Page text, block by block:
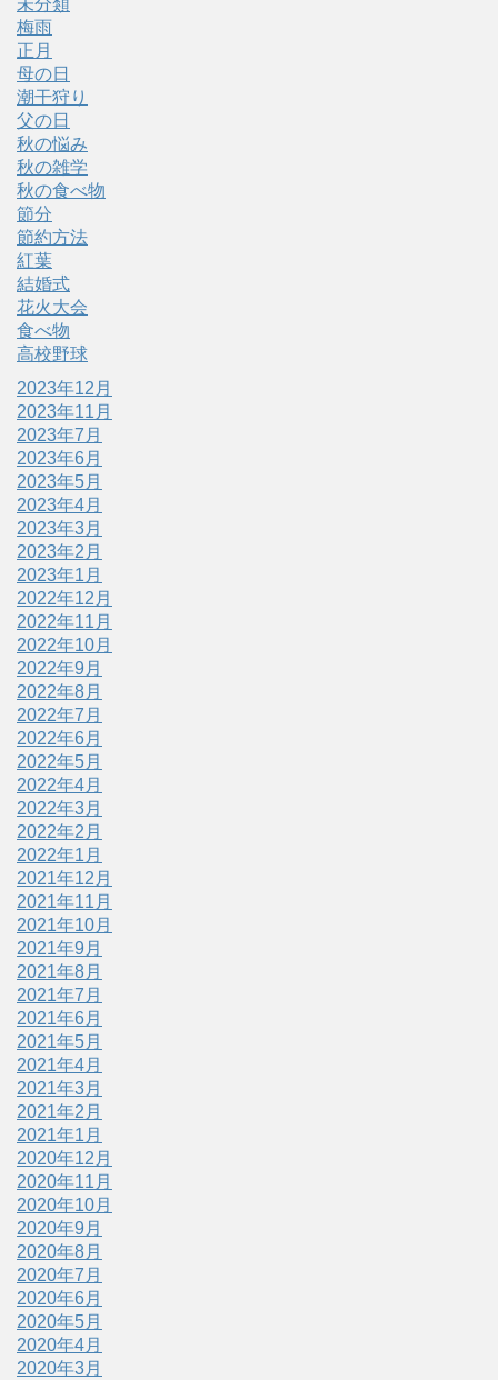
梅雨
正月
母の日
潮干狩り
父の日
秋の悩み
秋の雑学
秋の食べ物
節分
節約方法
紅葉
結婚式
花火大会
食べ物
高校野球
2023年12月
2023年11月
2023年7月
2023年6月
2023年5月
2023年4月
2023年3月
2023年2月
2023年1月
2022年12月
2022年11月
2022年10月
2022年9月
2022年8月
2022年7月
2022年6月
2022年5月
2022年4月
2022年3月
2022年2月
2022年1月
2021年12月
2021年11月
2021年10月
2021年9月
2021年8月
2021年7月
2021年6月
2021年5月
2021年4月
2021年3月
2021年2月
2021年1月
2020年12月
2020年11月
2020年10月
2020年9月
2020年8月
2020年7月
2020年6月
2020年5月
2020年4月
2020年3月